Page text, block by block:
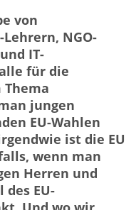
von
NGO-
IT-
für die
jungen
EU-Wahlen
ist die EU
wenn man
Herren und
des EU-